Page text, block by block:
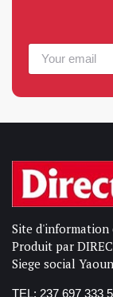
Site d'information
Produit par
Siege social
TEL: 237 697 333